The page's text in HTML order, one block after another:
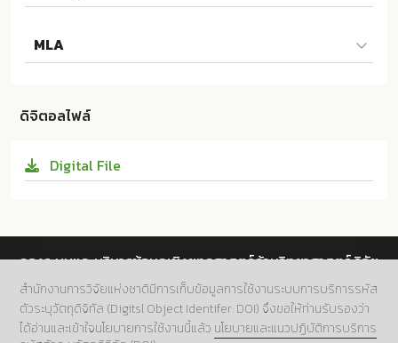
ทางการตลาดออนไลน์ที่ส่งผลต่อการตัดสินใจใช้บริการแอ
ปพลิเคชัน Viu ของผู้บริโภคในประเทศไทย. ม.ป.ท.:มหาวิทย
MLA
ชัน Viu ของผู้บริโภคในประเทศไทย. ม.ป.ท.:มหาวิทยาลัยรา
ดิจิตอลไฟล์
Digital File
กองระบบและบริหารข้อมูลเชิงยุทธศาสตร์ด้านวิทยาศาสตร์ วิจัย
และนวัตกรรม สำนักงานการวิจัยแห่งชาติ (วช.)
ที่อยู่.196 ถนนพหลโยธิน แขวงลาดยาว เขตจตุจักร กทม.
สำนักงานการวิจัยแห่งชาติมีการเก็บข้อมูลการใช้งานระบบการบริการรหัส
ตัวระบุวัตถุดิจิทัล (Digitsl Object Identifer: DOI) จึงขอให้ท่านรับรองว่า
ได้อ่านและเข้าใจนโยบายการใช้งานนี้แล้ว นโยบายและแนวปฏิบัติการบริการ